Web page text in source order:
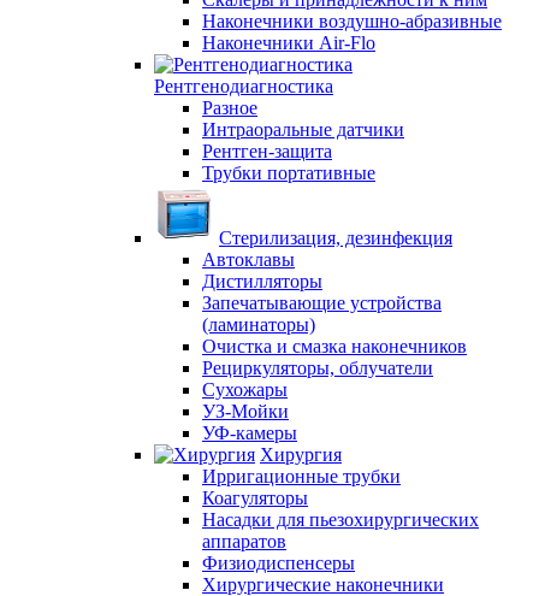
Наконечники воздушно-абразивные
Наконечники Air-Flo
Рентгенодиагностика
Разное
Интраоральные датчики
Рентген-защита
Трубки портативные
Стерилизация, дезинфекция
Автоклавы
Дистилляторы
Запечатывающие устройства
(ламинаторы)
Очистка и смазка наконечников
Рециркуляторы, облучатели
Сухожары
УЗ-Мойки
УФ-камеры
Хирургия
Ирригационные трубки
Коагуляторы
Насадки для пьезохирургических
аппаратов
Физиодиспенсеры
Хирургические наконечники